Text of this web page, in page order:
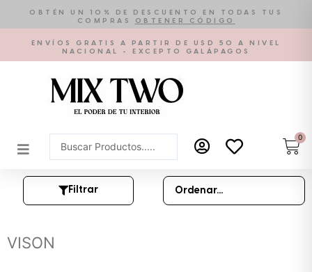
contenido
OBTÉN UN 10% DE DESCUENTO EN TODAS TUS
COMPRAS
OBTENER CÓDIGO
ENVÍOS GRATIS A PARTIR DE USD 50 A NIVEL
NACIONAL - EXCEPTO GALÁPAGOS
Search
...
0
Filtrar
VISON